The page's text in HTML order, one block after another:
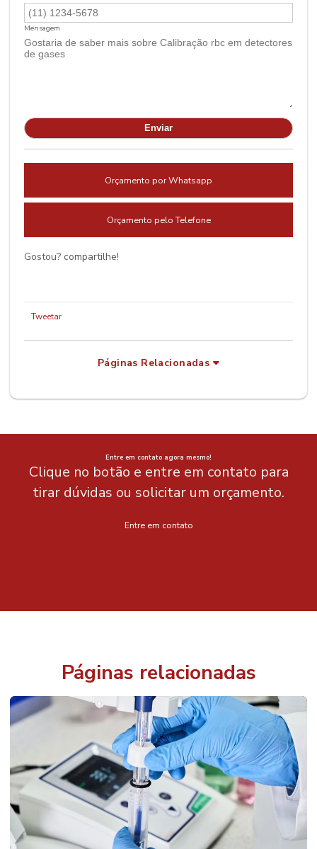
Mensagem
Orçamento por Whatsapp
Orçamento pelo Telefone
Gostou? compartilhe!
Tweetar
Páginas Relacionadas
Entre em contato agora mesmo!
Clique no botão e entre em contato para
tirar dúvidas ou solicitar um orçamento.
Entre em contato
Páginas relacionadas